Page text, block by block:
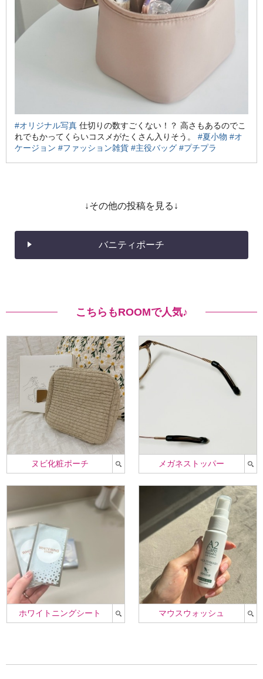
#オリジナル写真 仕切りの数すごくない！？ 高さもあるのでこ
れでもかってくらいコスメがたくさん入りそう。 #夏小物 #オ
ケージョン #ファッション雑貨 #主役バッグ #プチプラ
↓その他の投稿を見る↓
バニティポーチ
こちらもROOMで人気♪
ヌビ化粧ポーチ メガネストッパー
ホワイトニングシート マウスウォッシュ